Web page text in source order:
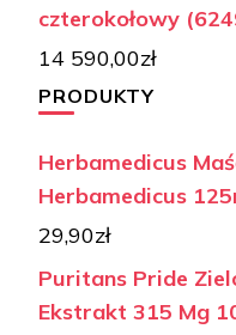
czterokołowy
14 590,00zł
PRODUKTY
Herbamedicus
Herbamedicus
29,90zł
Puritans Pride
Ekstrakt 315 Mg